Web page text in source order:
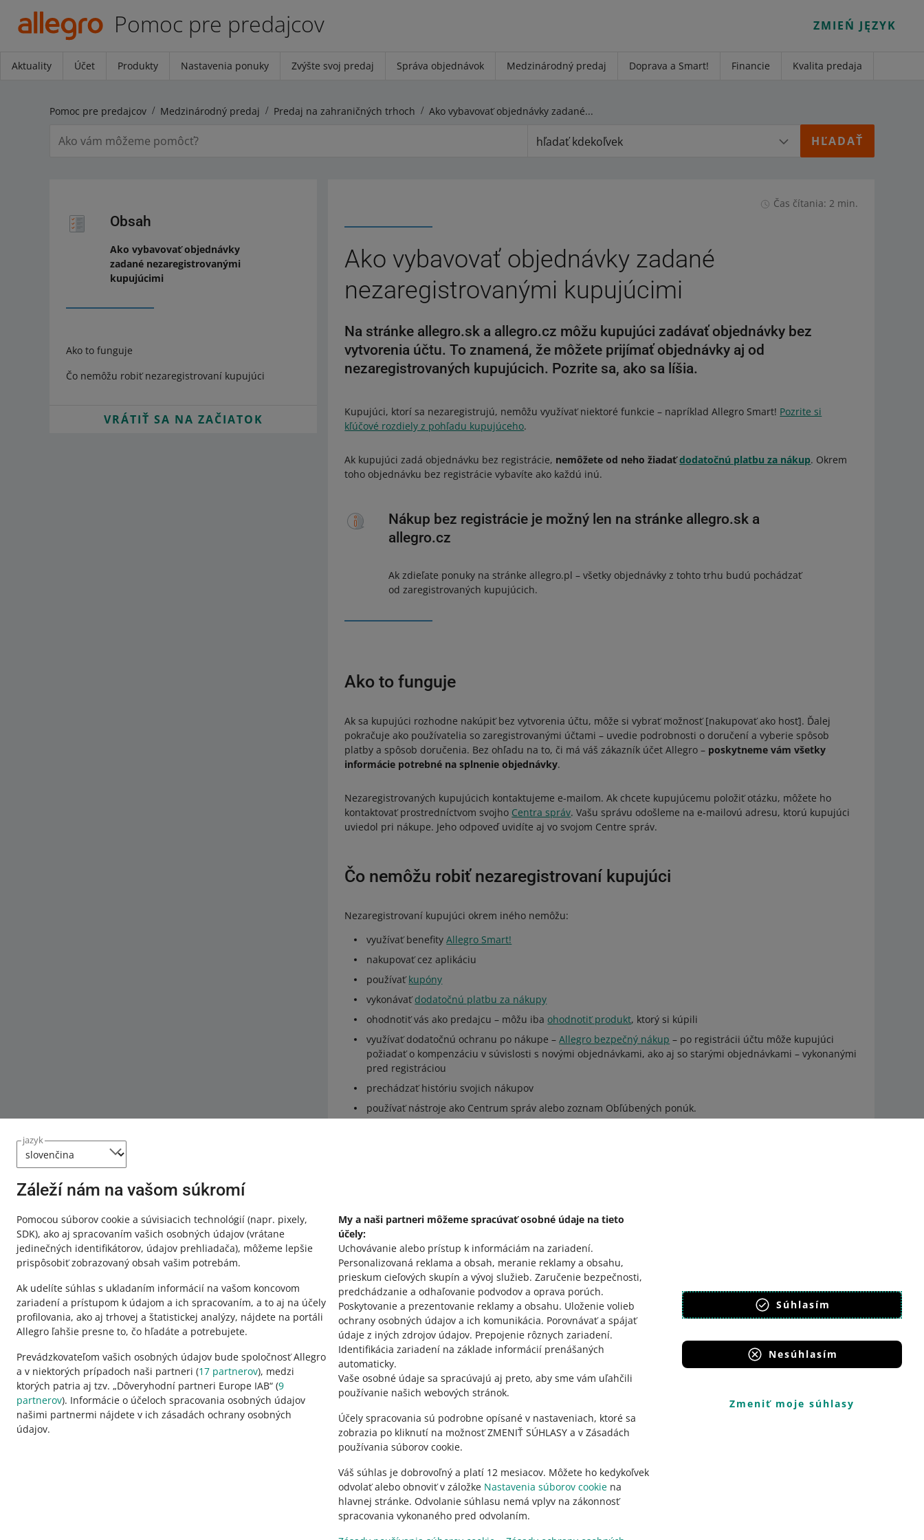
jazyk
Záleží nám na vašom súkromí
Pomocou súborov cookie a súvisiacich technológií (napr. pixely,
SDK), ako aj spracovaním vašich osobných údajov (vrátane
jedinečných identifikátorov, údajov prehliadača), môžeme lepšie
prispôsobiť zobrazovaný obsah vašim potrebám.
Ak udelíte súhlas s ukladaním informácií na vašom koncovom
zariadení a prístupom k údajom a ich spracovaním, a to aj na účely
profilovania, ako aj trhovej a štatistickej analýzy, nájdete na portáli
Allegro ľahšie presne to, čo hľadáte a potrebujete.
Prevádzkovateľom vašich osobných údajov bude spoločnosť Allegro
a v niektorých prípadoch naši partneri (17 partnerov), medzi
ktorých patria aj tzv. „Dôveryhodní partneri Europe IAB“ (9
partnerov). Informácie o účeloch spracovania osobných údajov
našimi partnermi nájdete v ich zásadách ochrany osobných
údajov.
My a naši partneri môžeme spracúvať osobné údaje na tieto
účely:
Uchovávanie alebo prístup k informáciám na zariadení.
Personalizovaná reklama a obsah, meranie reklamy a obsahu,
prieskum cieľových skupín a vývoj služieb. Zaručenie bezpečnosti,
predchádzanie a odhaľovanie podvodov a oprava porúch.
Poskytovanie a prezentovanie reklamy a obsahu. Uloženie volieb
ochrany osobných údajov a ich komunikácia. Porovnávať a spájať
údaje z iných zdrojov údajov. Prepojenie rôznych zariadení.
Identifikácia zariadení na základe informácií prenášaných
automaticky.
Vaše osobné údaje sa spracúvajú aj preto, aby sme vám uľahčili
používanie našich webových stránok.
Účely spracovania sú podrobne opísané v nastaveniach, ktoré sa
zobrazia po kliknutí na možnosť ZMENIŤ SÚHLASY a v Zásadách
používania súborov cookie.
Váš súhlas je dobrovoľný a platí 12 mesiacov. Môžete ho kedykoľvek
odvolať alebo obnoviť v záložke Nastavenia súborov cookie na
hlavnej stránke. Odvolanie súhlasu nemá vplyv na zákonnosť
spracovania vykonaného pred odvolaním.
Súhlasím
Nesúhlasím
Zmeniť moje súhlasy
Pomoc pre predajcov ZMIEŃ JĘZYK
Aktuality Účet Produkty Nastavenia ponuky Zvýšte svoj predaj Správa objednávok Medzinárodný predaj Doprava a Smart! Financie Kvalita predaja
Pomoc pre predajcov Medzinárodný predaj Predaj na zahraničných trhoch Ako vybavovať objednávky zadané nezaregistrovanými kupujúcimi
hľadať kdekoľvek
Obsah
Ako vybavovať objednávky
zadané nezaregistrovanými
kupujúcimi
Ako to funguje
Čo nemôžu robiť nezaregistrovaní kupujúci
VRÁTIŤ SA NA ZAČIATOK
Čas čítania: 2 min.
Ako vybavovať objednávky zadané
nezaregistrovanými kupujúcimi
Na stránke allegro.sk a allegro.cz môžu kupujúci zadávať objednávky bez
vytvorenia účtu. To znamená, že môžete prijímať objednávky aj od
nezaregistrovaných kupujúcich. Pozrite sa, ako sa líšia.
Kupujúci, ktorí sa nezaregistrujú, nemôžu využívať niektoré funkcie – napríklad Allegro Smart! Pozrite si
kľúčové rozdiely z pohľadu kupujúceho.
Ak kupujúci zadá objednávku bez registrácie, nemôžete od neho žiadaťdodatočnú platbu za nákup. Okrem
toho objednávku bez registrácie vybavíte ako každú inú.
Nákup bez registrácie je možný len na stránke allegro.sk a
allegro.cz
Ak zdieľate ponuky na stránke allegro.pl – všetky objednávky z tohto trhu budú pochádzať
od zaregistrovaných kupujúcich.
Ako to funguje
Ak sa kupujúci rozhodne nakúpiť bez vytvorenia účtu, môže si vybrať možnosť [nakupovať ako hosť]. Ďalej
pokračuje ako používatelia so zaregistrovanými účtami – uvedie podrobnosti o doručení a vyberie spôsob
platby a spôsob doručenia. Bez ohľadu na to, či má váš zákazník účet Allegro – poskytneme vám všetky
informácie potrebné na splnenie objednávky.
Nezaregistrovaných kupujúcich kontaktujeme e-mailom. Ak chcete kupujúcemu položiť otázku, môžete ho
kontaktovať prostredníctvom svojho Centra správ. Vašu správu odošleme na e-mailovú adresu, ktorú kupujúci
uviedol pri nákupe. Jeho odpoveď uvidíte aj vo svojom Centre správ.
Čo nemôžu robiť nezaregistrovaní kupujúci
Nezaregistrovaní kupujúci okrem iného nemôžu:
využívať benefityAllegro Smart!
nakupovať cez aplikáciu
používaťkupóny
vykonávaťdodatočnú platbu za nákupy
ohodnotiť vás ako predajcu – môžu iba ohodnotiť produkt, ktorý si kúpili
využívať dodatočnú ochranu po nákupe –Allegro bezpečný nákup – po registrácii účtu môže kupujúci
požiadať o kompenzáciu v súvislosti s novými objednávkami, ako aj so starými objednávkami – vykonanými
pred registráciou
prechádzať históriu svojich nákupov
používať nástroje ako Centrum správ alebo zoznam Obľúbených ponúk.
Táto stránka je dostupná aj v iných jazykoch